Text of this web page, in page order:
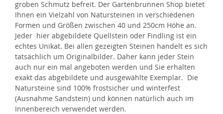
groben Schmutz befreit. Der Gartenbrunnen Shop bietet
Ihnen ein Vielzahl von Natursteinen in verschiedenen
Formen und Größen zwischen 40 und 250cm Höhe an.
Jeder hier abgebildete Quellstein oder Findling ist ein
echtes Unikat. Bei allen gezeigten Steinen handelt es sich
tatsächlich um Originalbilder. Daher kann jeder Stein
auch nur ein mal angeboten werden und Sie erhalten
exakt das abgebildete und ausgewählte Exemplar. Die
Natursteine sind 100% frostsicher und winterfest
(Ausnahme Sandstein) und können natürlich auch im
Innenbereich verwendet werden.